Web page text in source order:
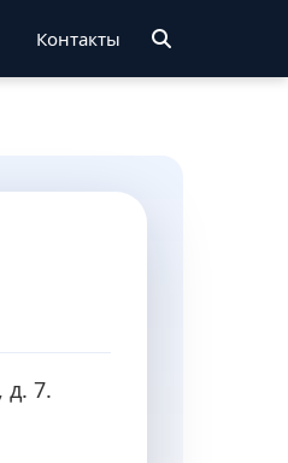
Контакты
д. 7.